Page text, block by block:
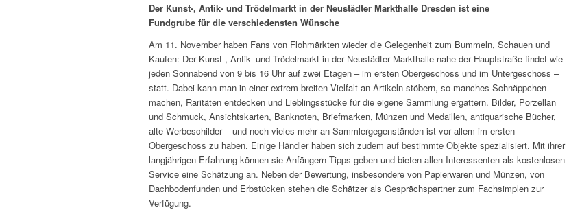
Der Kunst-, Antik- und Trödelmarkt in der Neustädter Markthalle Dresden ist eine
Fundgrube für die verschiedensten Wünsche
Am 11. November haben Fans von Flohmärkten wieder die Gelegenheit zum Bummeln, Schauen und
Kaufen: Der Kunst-, Antik- und Trödelmarkt in der Neustädter Markthalle nahe der Hauptstraße findet wie
jeden Sonnabend von 9 bis 16 Uhr auf zwei Etagen – im ersten Obergeschoss und im Untergeschoss –
statt. Dabei kann man in einer extrem breiten Vielfalt an Artikeln stöbern, so manches Schnäppchen
machen, Raritäten entdecken und Lieblingsstücke für die eigene Sammlung ergattern. Bilder, Porzellan
und Schmuck, Ansichtskarten, Banknoten, Briefmarken, Münzen und Medaillen, antiquarische Bücher,
alte Werbeschilder – und noch vieles mehr an Sammlergegenständen ist vor allem im ersten
Obergeschoss zu haben. Einige Händler haben sich zudem auf bestimmte Objekte spezialisiert. Mit ihrer
langjährigen Erfahrung können sie Anfängern Tipps geben und bieten allen Interessenten als kostenlosen
Service eine Schätzung an. Neben der Bewertung, insbesondere von Papierwaren und Münzen, von
Dachbodenfunden und Erbstücken stehen die Schätzer als Gesprächspartner zum Fachsimplen zur
Verfügung.